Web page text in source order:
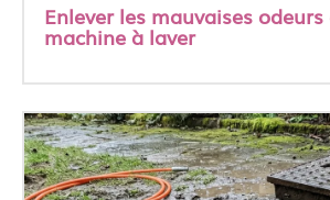
Enlever les mauvaises odeurs
machine à laver